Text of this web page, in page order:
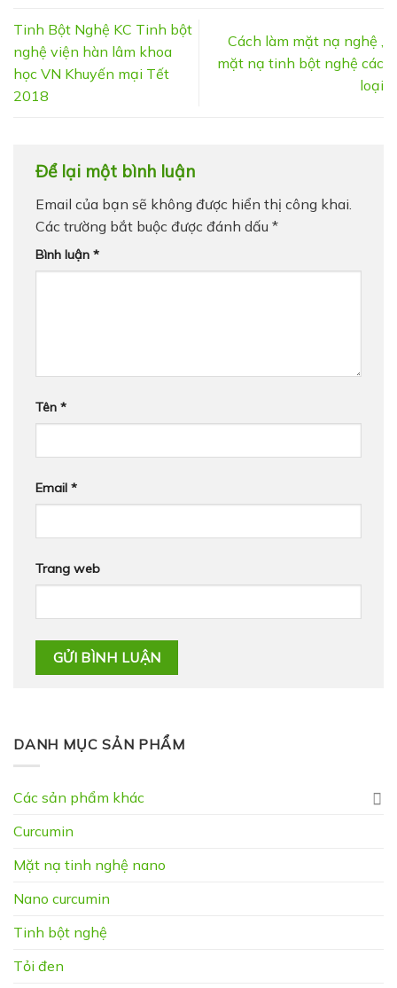
Tinh Bột Nghệ KC Tinh bột
nghệ viện hàn lâm khoa
học VN Khuyến mại Tết
2018
Cách làm mặt nạ nghệ ,
mặt nạ tinh bột nghệ các
loại
Để lại một bình luận
Email của bạn sẽ không được hiển thị công khai.
Các trường bắt buộc được đánh dấu *
Bình luận *
Tên *
Email *
Trang web
DANH MỤC SẢN PHẨM
Các sản phẩm khác
Curcumin
Mặt nạ tinh nghệ nano
Nano curcumin
Tinh bột nghệ
Tỏi đen